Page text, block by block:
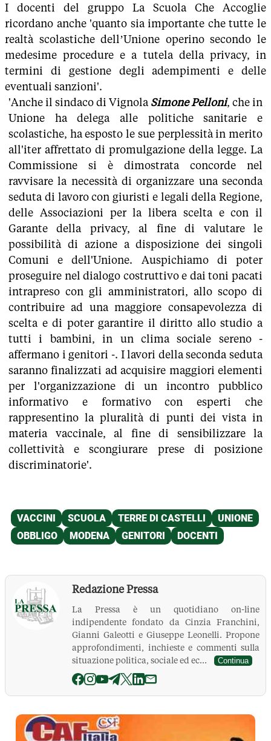
I docenti del gruppo La Scuola Che Accoglie
ricordano anche 'quanto sia importante che tutte le
realtà scolastiche dell’Unione operino secondo le
medesime procedure e a tutela della privacy, in
termini di gestione degli adempimenti e delle
eventuali sanzioni'.
'Anche il sindaco di Vignola Simone Pelloni, che in
Unione ha delega alle politiche sanitarie e
scolastiche, ha esposto le sue perplessità in merito
all'iter affrettato di promulgazione della legge. La
Commissione si è dimostrata concorde nel
ravvisare la necessità di organizzare una seconda
seduta di lavoro con giuristi e legali della Regione,
delle Associazioni per la libera scelta e con il
Garante della privacy, al fine di valutare le
possibilità di azione a disposizione dei singoli
Comuni e dell'Unione. Auspichiamo di poter
proseguire nel dialogo costruttivo e dai toni pacati
intrapreso con gli amministratori, allo scopo di
contribuire ad una maggiore consapevolezza di
scelta e di poter garantire il diritto allo studio a
tutti i bambini, in un clima sociale sereno -
affermano i genitori -. I lavori della seconda seduta
saranno finalizzati ad acquisire maggiori elementi
per l'organizzazione di un incontro pubblico
informativo e formativo con esperti che
rappresentino la pluralità di punti dei vista in
materia vaccinale, al fine di sensibilizzare la
collettività e scongiurare prese di posizione
discriminatorie'.
Redazione Pressa
La Pressa è un quotidiano on-line
indipendente fondato da Cinzia Franchini,
Gianni Galeotti e Giuseppe Leonelli. Propone
approfondimenti, inchieste e commenti sulla
situazione politica, sociale ed ec...
Continua
La Pressa